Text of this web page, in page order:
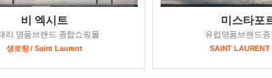
비 엑시트
리 명품브랜드 종합쇼핑몰
생로랑 / Saint Laurent
미스타포
유럽명품브랜드
SAINT LAURENT